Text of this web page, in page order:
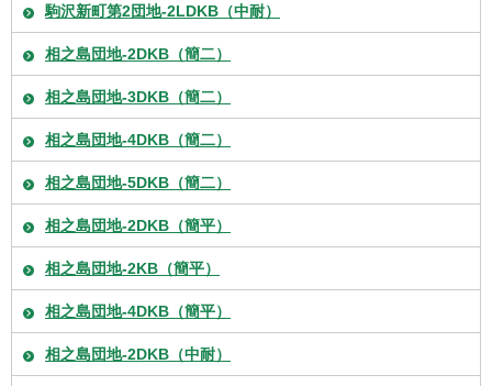
駒沢新町第2団地-2LDKB（中耐）
相之島団地-2DKB（簡二）
相之島団地-3DKB（簡二）
相之島団地-4DKB（簡二）
相之島団地-5DKB（簡二）
相之島団地-2DKB（簡平）
相之島団地-2KB（簡平）
相之島団地-4DKB（簡平）
相之島団地-2DKB（中耐）